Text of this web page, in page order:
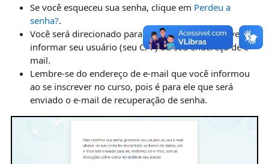
Se você esqueceu sua senha, clique em Perdeu a
senha?.
Você será direcionado para uma página onde deverá
informar seu usuário (seu CPF) ou seu endereço de e-
mail.
Lembre-se do endereço de e-mail que você informou
ao se inscrever no curso, pois é para ele que será
enviado o e-mail de recuperação de senha.